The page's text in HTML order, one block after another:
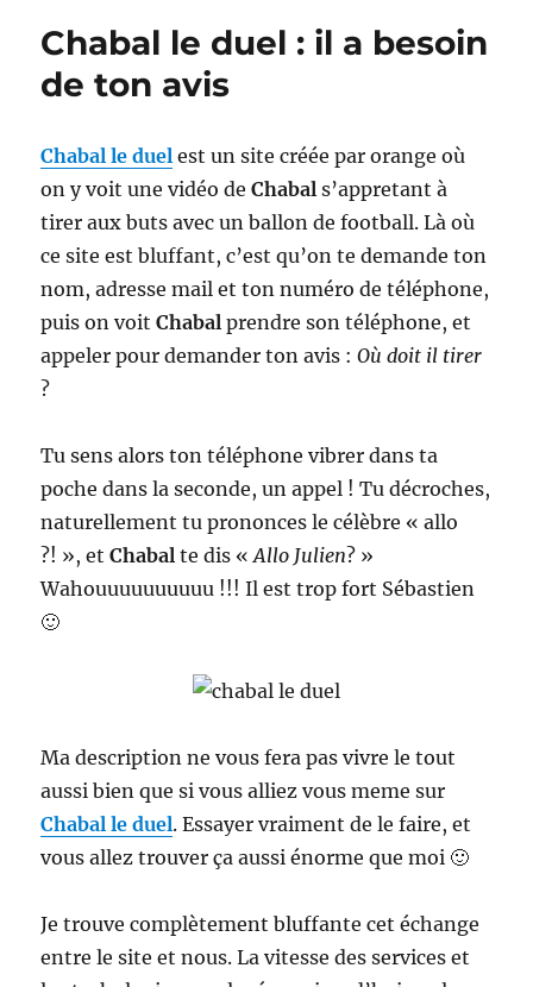
c’est
Chabal le duel : il a besoin
de ton avis
Chabal le duel est un site créée par orange où
on y voit une vidéo deChabals’appretant à
tirer aux buts avec un ballon de football. Là où
ce site est bluffant, c’est qu’on te demande ton
nom, adresse mail et ton numéro de téléphone,
puis on voitChabalprendre son téléphone, et
appeler pour demander ton avis :Où doit il tirer
?
Tu sens alors ton téléphone vibrer dans ta
poche dans la seconde, un appel ! Tu décroches,
naturellement tu prononces le célèbre « allo
?! », etChabalte dis «Allo Julien? »
Wahouuuuuuuuuu !!! Il est trop fort Sébastien
🙂
Ma description ne vous fera pas vivre le tout
aussi bien que si vous alliez vous meme sur
Chabal le duel. Essayer vraiment de le faire, et
vous allez trouver ça aussi énorme que moi 🙂
Je trouve complètement bluffante cet échange
entre le site et nous. La vitesse des services et